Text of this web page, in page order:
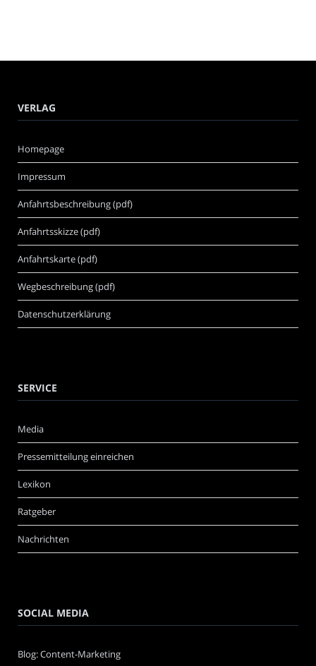
VERLAG
Homepage
Impressum
Anfahrtsbeschreibung (pdf)
Anfahrtsskizze (pdf)
Anfahrtskarte (pdf)
Wegbeschreibung (pdf)
Datenschutzerklärung
SERVICE
Media
Pressemitteilung einreichen
Lexikon
Ratgeber
Nachrichten
SOCIAL MEDIA
Blog: Content-Marketing